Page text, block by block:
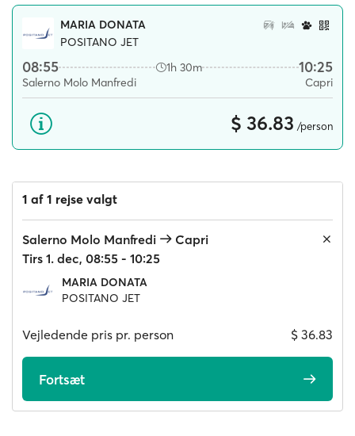
MARIA DONATA
POSITANO JET
08:55 1h 30m 10:25
Salerno Molo Manfredi Capri
$ 36.83 /person
1 af 1 rejse valgt
Salerno Molo Manfredi
Capri
Tirs 1. dec, 08:55 - 10:25
MARIA DONATA
POSITANO JET
Vejledende pris pr. person $ 36.83
Fortsæt